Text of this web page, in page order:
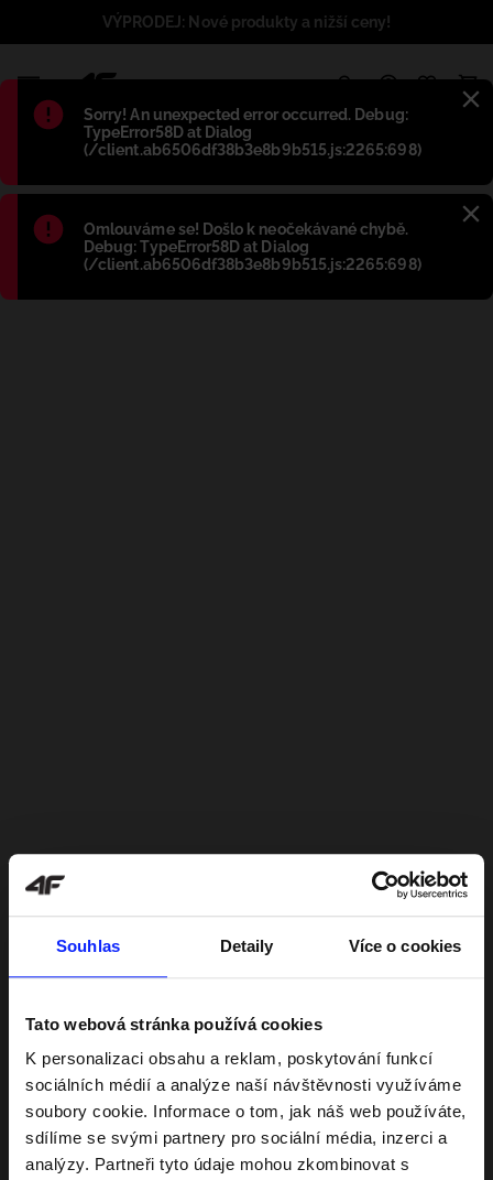
Souhlas Detaily Více o cookies
Tato webová stránka používá cookies
K personalizaci obsahu a reklam, poskytování funkcí
sociálních médií a analýze naší návštěvnosti využíváme
soubory cookie. Informace o tom, jak náš web používáte,
sdílíme se svými partnery pro sociální média, inzerci a
analýzy. Partneři tyto údaje mohou zkombinovat s
Błąd:
Sorry! An unexpected error occurred. Debug:
TypeError58D at Dialog
(/client.ab6506df38b3e8b9b515.js:2265:698)
Błąd:
Omlouváme se! Došlo k neočekávané chybě.
Debug: TypeError58D at Dialog
(/client.ab6506df38b3e8b9b515.js:2265:698)
VÝPRODEJ: Nové produkty a nižší ceny!